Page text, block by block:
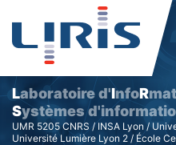
Laboratoire d'InfoR
Systèmes
UMR 5205 CNRS / INSA Lyon /
Université Lumière Lyon 2 / École